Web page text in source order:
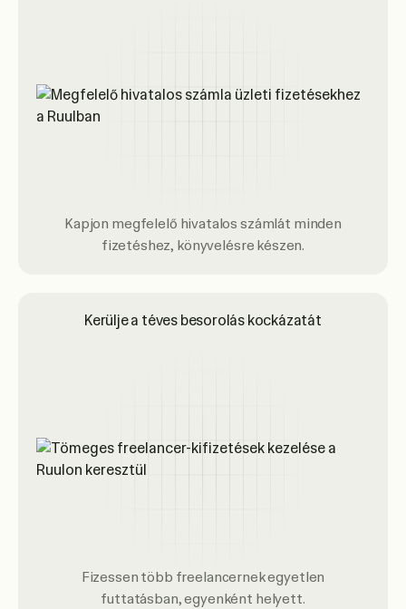
Kapjon megfelelő hivatalos számlát minden
fizetéshez, könyvelésre készen.
Kerülje a téves besorolás kockázatát
Fizessen több freelancernek egyetlen
futtatásban, egyenként helyett.